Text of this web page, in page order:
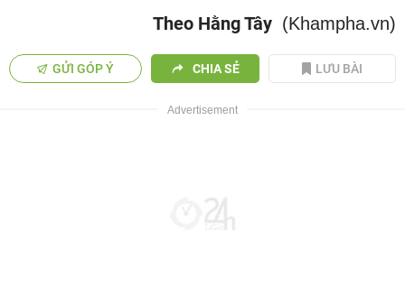
Theo Hằng Tây (Khampha.vn)
GỬI GÓP Ý CHIA SẺ LƯU BÀI